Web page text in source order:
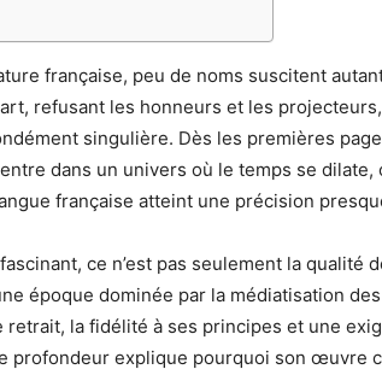
française, peu de noms suscitent
refusant les honneurs et les
singulière. Dès les premières
dans un univers où le temps se
française atteint une précision
ce n’est pas seulement la qualité
époque dominée par la médiatisation
la fidélité à ses principes et une
profondeur explique pourquoi son œuvre